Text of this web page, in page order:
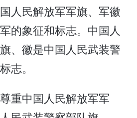
人民解放军军旗、军徽
的象征和标志。中国人
、徽是中国人民武装警
志。
重中国人民解放军军